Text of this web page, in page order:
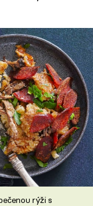
rýži s